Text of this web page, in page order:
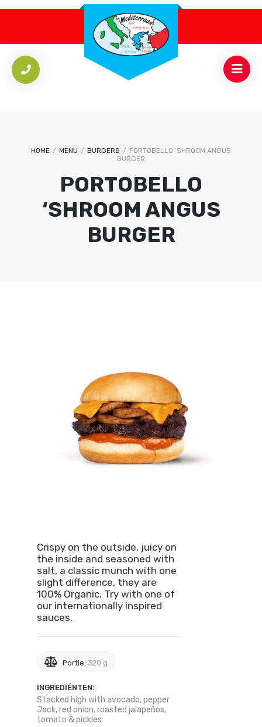
HOME / MENU / BURGERS / PORTOBELLO ‘SHROOM ANGUS
BURGER
PORTOBELLO
‘SHROOM ANGUS
BURGER
Crispy on the outside, juicy on
the inside and seasoned with
salt, a classic munch with one
slight difference, they are
100% Organic. Try with one of
our internationally inspired
sauces.
Portie: 320 g
INGREDIËNTEN:
Stacked high with avocado, pepper
Jack, red onion, roasted jalapeños,
tomato & pickles